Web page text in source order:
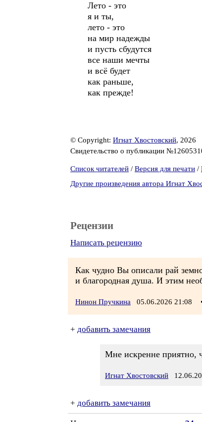
Лето - это
я и ты,
лето - это
на мир надежды
и пусть сбудутся
все наши мечты
и всё будет
как раньше,
как прежде!
© Copyright: Игнат Хвостовский, 2026
Свидетельство о публикации
Список читателей / Версия для печати /
Другие произведения автора Игнат
Рецензии
Написать рецензию
Как чудно Вы описали рай
и благородная душа. И этим
Нинон Пручкина 05.06.2026 21:08
+ добавить замечания
Мне искренне приятно,
Игнат Хвостовский
+ добавить замечания